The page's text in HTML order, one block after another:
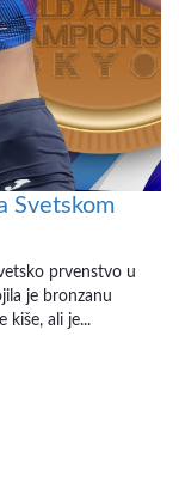
Svetskom
prvenstvo u
je bronzanu
kiše, ali je...